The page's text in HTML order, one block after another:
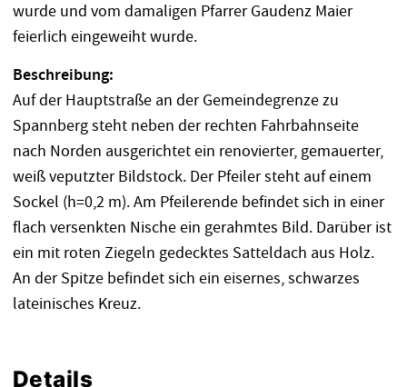
wurde und vom damaligen Pfarrer Gaudenz Maier
feierlich eingeweiht wurde.
Beschreibung:
Auf der Hauptstraße an der Gemeindegrenze zu
Spannberg steht neben der rechten Fahrbahnseite
nach Norden ausgerichtet ein renovierter, gemauerter,
weiß veputzter Bildstock. Der Pfeiler steht auf einem
Sockel (h=0,2 m). Am Pfeilerende befindet sich in einer
flach versenkten Nische ein gerahmtes Bild. Darüber ist
ein mit roten Ziegeln gedecktes Satteldach aus Holz.
An der Spitze befindet sich ein eisernes, schwarzes
lateinisches Kreuz.
Details